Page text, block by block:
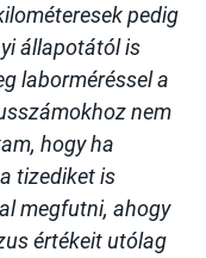
pedig
állapotától is
laborméréssel a
nem
hogy ha
tizediket is
megfutni, ahogy
értékeit utólag